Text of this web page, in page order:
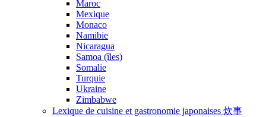
Maroc
Mexique
Monaco
Namibie
Nicaragua
Samoa (îles)
Somalie
Turquie
Ukraine
Zimbabwe
Lexique de cuisine et gastronomie japonaises 炊事